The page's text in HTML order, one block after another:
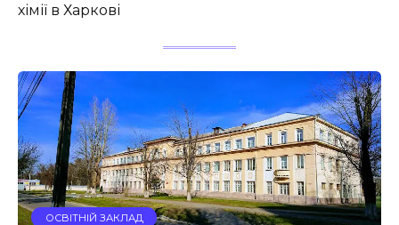
хімії в Харкові
ОСВІТНІЙ ЗАКЛАД